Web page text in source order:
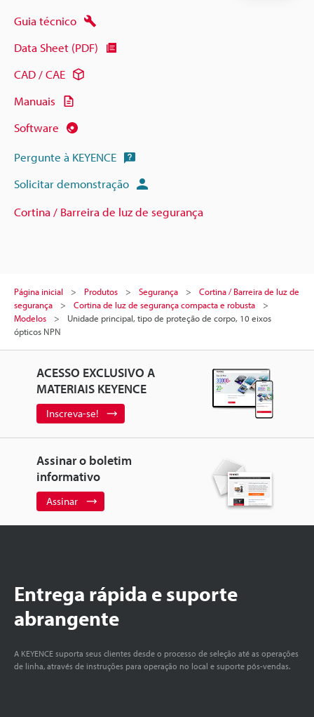
Guia técnico
Data Sheet (PDF)
CAD / CAE
Manuais
Software
Pergunte à KEYENCE
Solicitar demonstração
Cortina / Barreira de luz de segurança
Página inicial Produtos Segurança
Cortina / Barreira de luz de
segurança
Cortina de luz de segurança compacta e robusta
Modelos
Unidade principal, tipo de proteção de corpo, 10 eixos
ópticos NPN
ACESSO EXCLUSIVO A
MATERIAIS KEYENCE
Inscreva-se!
Assinar o boletim
informativo
Assinar
Entrega rápida e suporte
abrangente
A KEYENCE suporta seus clientes desde o processo de seleção até as operações
de linha, através de instruções para operação no local e suporte pós-vendas.